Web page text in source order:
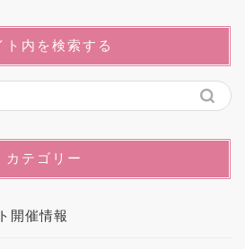
ト内を検索する
カテゴリー
開催情報